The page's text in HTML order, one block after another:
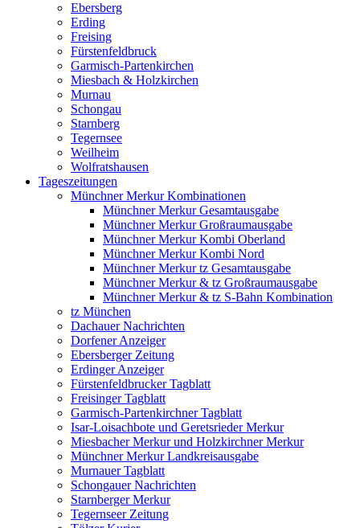
Ebersberg
Erding
Freising
Fürstenfeldbruck
Garmisch-Partenkirchen
Miesbach & Holzkirchen
Murnau
Schongau
Starnberg
Tegernsee
Weilheim
Wolfratshausen
Tageszeitungen
Münchner Merkur Kombinationen
Münchner Merkur Gesamtausgabe
Münchner Merkur Großraumausgabe
Münchner Merkur Kombi Oberland
Münchner Merkur Kombi Nord
Münchner Merkur tz Gesamtausgabe
Münchner Merkur & tz Großraumausgabe
Münchner Merkur & tz S-Bahn Kombination
tz München
Dachauer Nachrichten
Dorfener Anzeiger
Ebersberger Zeitung
Erdinger Anzeiger
Fürstenfeldbrucker Tagblatt
Freisinger Tagblatt
Garmisch-Partenkirchner Tagblatt
Isar-Loisachbote und Geretsrieder Merkur
Miesbacher Merkur und Holzkirchner Merkur
Münchner Merkur Landkreisausgabe
Murnauer Tagblatt
Schongauer Nachrichten
Starnberger Merkur
Tegernseer Zeitung